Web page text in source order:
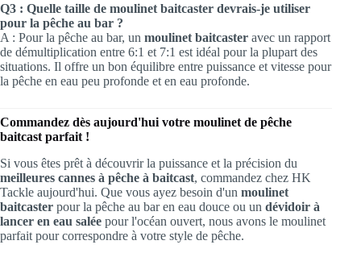
Q3 : Quelle taille de moulinet baitcaster devrais-je utiliser
pour la pêche au bar ?
A : Pour la pêche au bar, un moulinet baitcaster avec un rapport
de démultiplication entre 6:1 et 7:1 est idéal pour la plupart des
situations. Il offre un bon équilibre entre puissance et vitesse pour
la pêche en eau peu profonde et en eau profonde.
Commandez dès aujourd'hui votre moulinet de pêche
baitcast parfait !
Si vous êtes prêt à découvrir la puissance et la précision du
meilleures cannes à pêche à baitcast, commandez chez HK
Tackle aujourd'hui. Que vous ayez besoin d'un moulinet
baitcaster pour la pêche au bar en eau douce ou un dévidoir à
lancer en eau salée pour l'océan ouvert, nous avons le moulinet
parfait pour correspondre à votre style de pêche.